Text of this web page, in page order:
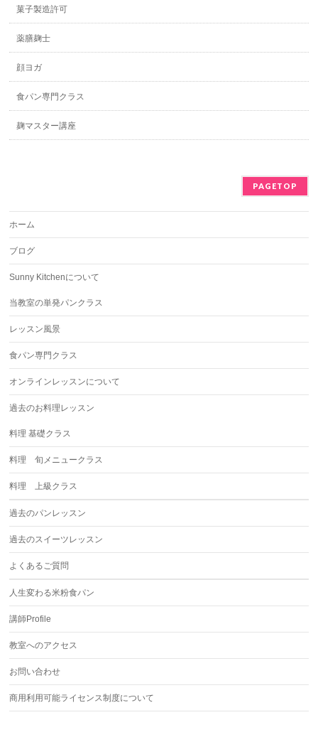
菓子製造許可
薬膳麹士
顔ヨガ
食パン専門クラス
麹マスター講座
PAGETOP
ホーム
ブログ
Sunny Kitchenについて
当教室の単発パンクラス
レッスン風景
食パン専門クラス
オンラインレッスンについて
過去のお料理レッスン
料理 基礎クラス
料理 旬メニュークラス
料理 上級クラス
過去のパンレッスン
過去のスイーツレッスン
よくあるご質問
人生変わる米粉食パン
講師Profile
教室へのアクセス
お問い合わせ
商用利用可能ライセンス制度について